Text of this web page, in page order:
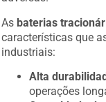
As baterias
características que
industriais:
Alta
operações